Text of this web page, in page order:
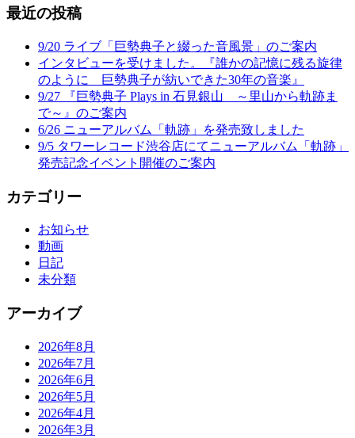
最近の投稿
9/20 ライブ「巨勢典子と綴った音風景」のご案内
インタビューを受けました。『誰かの記憶に残る旋律
のように 巨勢典子が紡いできた30年の音楽』
9/27 『巨勢典子 Plays in 石見銀山 ～里山から軌跡ま
で～』のご案内
6/26 ニューアルバム「軌跡」を発売致しました
9/5 タワーレコード渋谷店にてニューアルバム「軌跡」
発売記念イベント開催のご案内
カテゴリー
お知らせ
動画
日記
未分類
アーカイブ
2026年8月
2026年7月
2026年6月
2026年5月
2026年4月
2026年3月